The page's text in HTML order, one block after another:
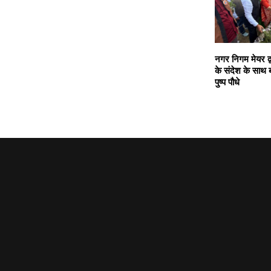
नगर निगम मेयर
के संदेश के साथ
पुष्प पौधे